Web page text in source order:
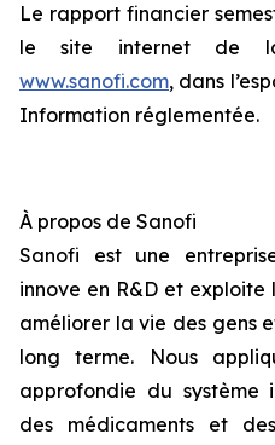
Le rapport financier
le site internet de
www.sanofi.com, dans
Information réglementée.
À propos de Sanofi
Sanofi est une
innove en R&D et
améliorer la vie des gens
long terme. Nous
approfondie du système
des médicaments et